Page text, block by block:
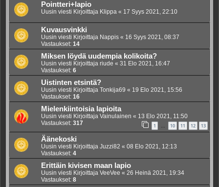
Pointteri+lapio
Uusin viesti Kirjoittaja Klippa « 17 Syys 2021, 22:10
Kuvausvinkki
Uusin viesti Kirjoittaja Nappis « 16 Syys 2021, 08:37
Vastaukset: 14
Miksen löydä uudempia kolikoita?
Uusin viesti Kirjoittaja riude « 31 Elo 2021, 16:47
Vastaukset: 6
Uistinten etsintä?
Uusin viesti Kirjoittaja Tonkija69 « 19 Elo 2021, 15:56
Vastaukset: 16
Mielenkiintoisia lapioita
Uusin viesti Kirjoittaja Vainulainen « 13 Elo 2021, 11:50
Vastaukset: 317 1 10 11 12 13
Äänekoski
Uusin viesti Kirjoittaja Juzzi82 « 08 Elo 2021, 12:13
Vastaukset: 4
Erittäin kivisen maan lapio
Uusin viesti Kirjoittaja VeeVee « 26 Heinä 2021, 19:34
Vastaukset: 8